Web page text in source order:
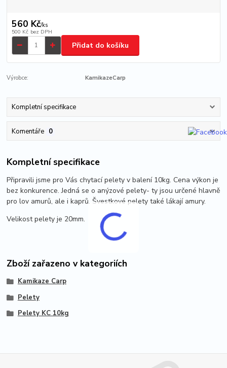
560 Kč/ks
500 Kč bez DPH
Přidat do košíku
Výrobce: KamikazeCarp
Kompletní specifikace
Komentáře 0
Kompletní specifikace
Připravili jsme pro Vás chytací pelety v balení 10kg. Cena výkon je
bez konkurence. Jedná se o anýzové pelety- ty jsou určené hlavně
pro lov amurů, ale i kaprů. Švestkové pelety také lákají amury.
Velikost pelety je 20mm.
Zboží zařazeno v kategoriích
Kamikaze Carp
Pelety
Pelety KC 10kg